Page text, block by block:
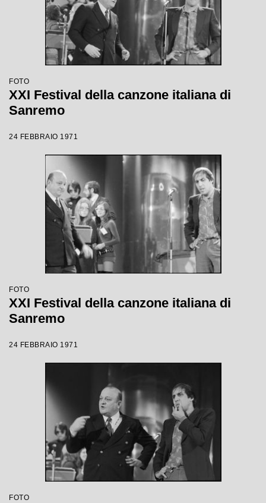
FOTO
XXI Festival della canzone italiana di
Sanremo
24 FEBBRAIO 1971
FOTO
XXI Festival della canzone italiana di
Sanremo
24 FEBBRAIO 1971
FOTO